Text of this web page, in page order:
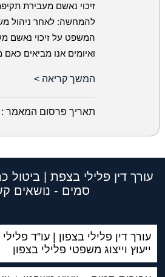
זיכוי נאשם מעבירת
להמחשה: לאחר ניהול
המשפט על זיכוי נאשם
ואיומים אנו מביאים
המשך קריאה >
תאריך פרסום המאמר :
עורך דין פלילי בצפת | ביטול
סמים - נושאים
עורך דין פלילי בצפון | עו”ד
ייעוץ וייצוג משפטי פלילי בצפון